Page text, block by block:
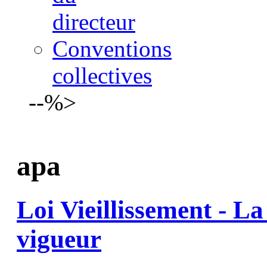
directeur
Conventions
collectives
--%>
apa
Loi Vieillissement -
vigueur